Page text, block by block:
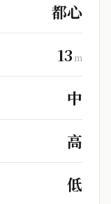
都心
13m
中
高
低